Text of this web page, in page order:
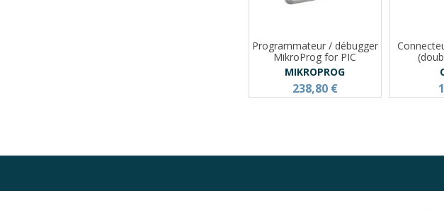
Programmateur / débugger
MikroProg for PIC
MIKROPROG
238,80 €